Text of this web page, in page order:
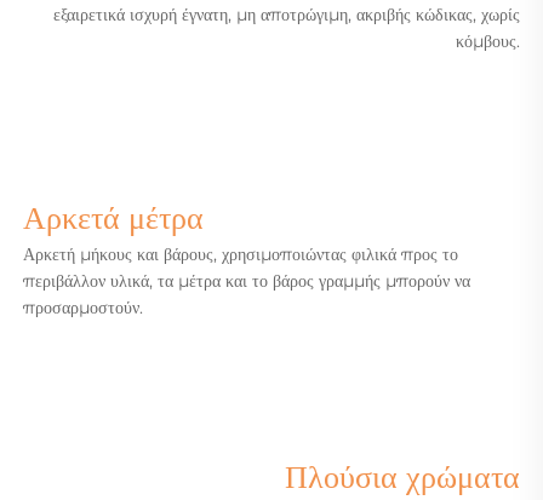
εξαιρετικά ισχυρή έγνατη, μη αποτρώγιμη, ακριβής κώδικας, χωρίς
κόμβους.
Αρκετά μέτρα
Αρκετή μήκους και βάρους, χρησιμοποιώντας φιλικά προς το
περιβάλλον υλικά, τα μέτρα και το βάρος γραμμής μπορούν να
προσαρμοστούν.
Πλούσια χρώματα